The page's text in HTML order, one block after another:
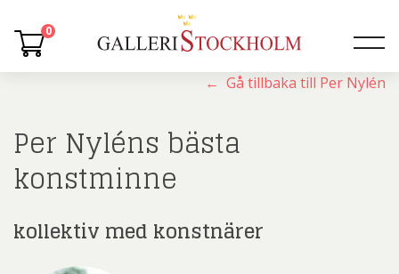
0
← Gå tillbaka till Per Nylén
Per Nyléns bästa
konstminne
kollektiv med konstnärer